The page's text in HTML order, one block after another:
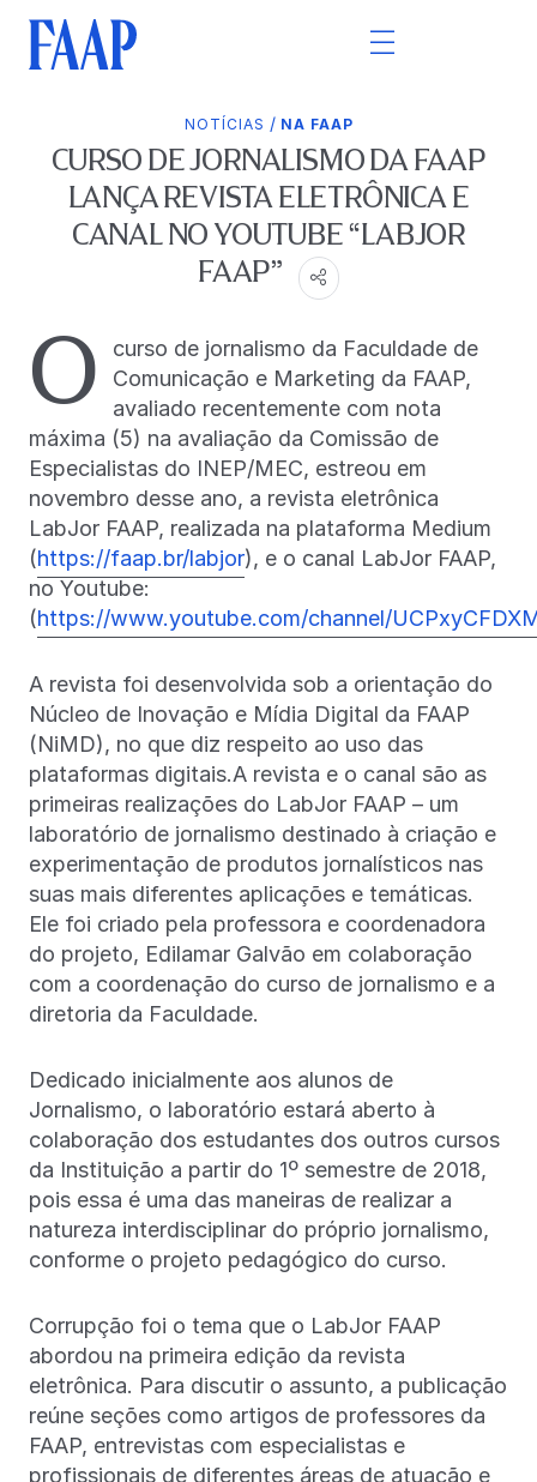
NOTÍCIAS / NA FAAP
CURSO DE JORNALISMO DA FAAP
LANÇA REVISTA ELETRÔNICA E
CANAL NO YOUTUBE “LABJOR
FAAP”
O
curso de jornalismo da Faculdade de
Comunicação e Marketing da FAAP,
avaliado recentemente com nota
máxima (5) na avaliação da Comissão de
Especialistas do INEP/MEC, estreou em
novembro desse ano, a revista eletrônica
LabJor FAAP, realizada na plataforma Medium
(https://faap.br/labjor), e o canal LabJor FAAP,
no Youtube:
(https://www.youtube.com/channel/
A revista foi desenvolvida sob a orientação do
Núcleo de Inovação e Mídia Digital da FAAP
(NiMD), no que diz respeito ao uso das
plataformas digitais.A revista e o canal são as
primeiras realizações do LabJor FAAP – um
laboratório de jornalismo destinado à criação e
experimentação de produtos jornalísticos nas
suas mais diferentes aplicações e temáticas.
Ele foi criado pela professora e coordenadora
do projeto, Edilamar Galvão em colaboração
com a coordenação do curso de jornalismo e a
diretoria da Faculdade.
Dedicado inicialmente aos alunos de
Jornalismo, o laboratório estará aberto à
colaboração dos estudantes dos outros cursos
da Instituição a partir do 1º semestre de 2018,
pois essa é uma das maneiras de realizar a
natureza interdisciplinar do próprio jornalismo,
conforme o projeto pedagógico do curso.
Corrupção foi o tema que o LabJor FAAP
abordou na primeira edição da revista
eletrônica. Para discutir o assunto, a publicação
reúne seções como artigos de professores da
FAAP, entrevistas com especialistas e
profissionais de diferentes áreas de atuação e